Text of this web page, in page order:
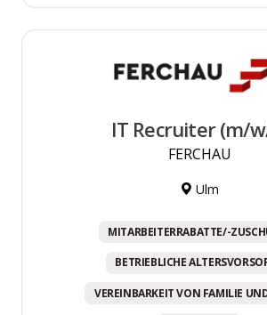
IT Recruiter (m/
FERCHAU
Ulm
MITARBEITERRABATTE/-
BETRIEBLICHE
VEREINBARKEIT VON FAMILIE